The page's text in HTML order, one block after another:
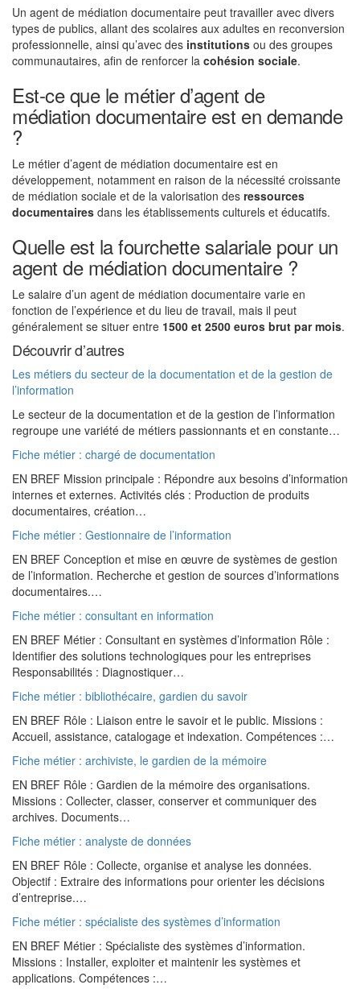
Un agent de médiation documentaire peut travailler avec divers
types de publics, allant des scolaires aux adultes en reconversion
professionnelle, ainsi qu’avec des institutions ou des groupes
communautaires, afin de renforcer la cohésion sociale.
Est-ce que le métier d’agent de
médiation documentaire est en demande
?
Le métier d’agent de médiation documentaire est en
développement, notamment en raison de la nécessité croissante
de médiation sociale et de la valorisation des ressources
documentaires dans les établissements culturels et éducatifs.
Quelle est la fourchette salariale pour un
agent de médiation documentaire ?
Le salaire d’un agent de médiation documentaire varie en
fonction de l’expérience et du lieu de travail, mais il peut
généralement se situer entre 1500 et 2500 euros brut par mois.
Découvrir d’autres
Les métiers du secteur de la documentation et de la gestion de
l’information
Le secteur de la documentation et de la gestion de l’information
regroupe une variété de métiers passionnants et en constante…
Fiche métier : chargé de documentation
EN BREF Mission principale : Répondre aux besoins d’information
internes et externes. Activités clés : Production de produits
documentaires, création…
Fiche métier : Gestionnaire de l’information
EN BREF Conception et mise en œuvre de systèmes de gestion
de l’information. Recherche et gestion de sources d’informations
documentaires.…
Fiche métier : consultant en information
EN BREF Métier : Consultant en systèmes d’information Rôle :
Identifier des solutions technologiques pour les entreprises
Responsabilités : Diagnostiquer…
Fiche métier : bibliothécaire, gardien du savoir
EN BREF Rôle : Liaison entre le savoir et le public. Missions :
Accueil, assistance, catalogage et indexation. Compétences :…
Fiche métier : archiviste, le gardien de la mémoire
EN BREF Rôle : Gardien de la mémoire des organisations.
Missions : Collecter, classer, conserver et communiquer des
archives. Documents…
Fiche métier : analyste de données
EN BREF Rôle : Collecte, organise et analyse les données.
Objectif : Extraire des informations pour orienter les décisions
d’entreprise.…
Fiche métier : spécialiste des systèmes d’information
EN BREF Métier : Spécialiste des systèmes d’information.
Missions : Installer, exploiter et maintenir les systèmes et
applications. Compétences :…